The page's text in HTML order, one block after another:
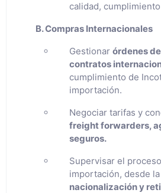
calidad,
B. Compras Internacionales
Gestionar órdenes
contratos
cumplimiento de
importación.
Negociar tarifas y
freight forwarders,
seguros.
Supervisar el
importación, desde
nacionalización y